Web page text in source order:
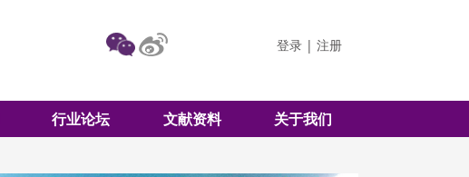
登录 | 注册
行业论坛 文献资料 关于我们